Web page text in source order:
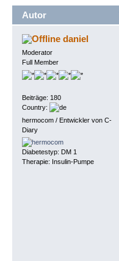
Autor
daniel
Moderator
Full Member
Beiträge: 180
Country:
hermocom / Entwickler von C-
Diary
Diabetestyp: DM 1
Therapie: Insulin-Pumpe